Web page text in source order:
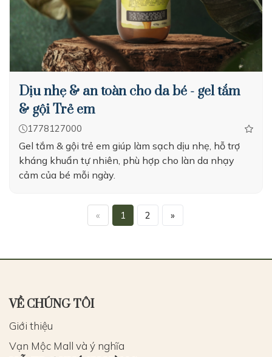
Dịu nhẹ & an toàn cho da bé - gel tắm
& gội Trẻ em
1778127000
Gel tắm & gội trẻ em giúp làm sạch dịu nhẹ, hỗ trợ
kháng khuẩn tự nhiên, phù hợp cho làn da nhạy
cảm của bé mỗi ngày.
« 1 2 »
VỀ CHÚNG TÔI
Giới thiệu
Vạn Mộc Mall và ý nghĩa